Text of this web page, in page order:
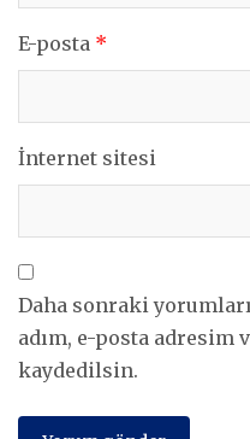
E-posta *
İnternet sitesi
Daha sonraki
adım, e-posta adresim
kaydedilsin.